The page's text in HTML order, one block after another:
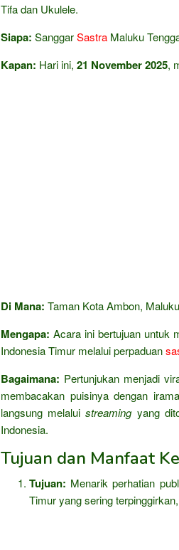
Tifa dan Ukulele.
Siapa: SanggarSastra Maluku
Kapan: Hari ini, 21 November 2025,
Di Mana: Taman Kota Ambon,
Mengapa: Acara ini bertujuan untuk
Indonesia Timur melalui perpaduan
Bagaimana: Pertunjukan menjadi
membacakan puisinya dengan
langsung melaluistreamingyang
Indonesia.
Tujuan dan Manfaat
Tujuan: Menarik perhatian
Timur yang sering